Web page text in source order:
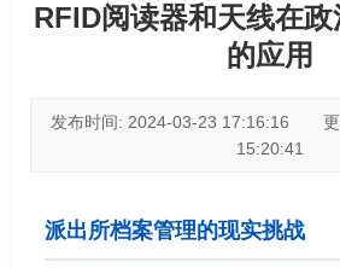
RFID阅读器和天线在
的应用
发布时间: 2024-03-23 17:16:16 更
15:20:41
派出所档案管理的现实挑战